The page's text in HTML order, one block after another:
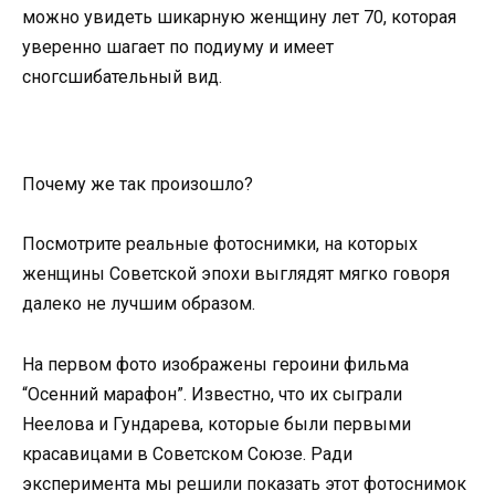
можно увидеть шикарную женщину лет 70, которая
уверенно шагает по подиуму и имеет
сногсшибательный вид.
Почему же так произошло?
Посмотрите реальные фотоснимки, на которых
женщины Советской эпохи выглядят мягко говоря
далеко не лучшим образом.
На первом фото изображены героини фильма
“Осенний марафон”. Известно, что их сыграли
Неелова и Гундарева, которые были первыми
красавицами в Советском Союзе. Ради
эксперимента мы решили показать этот фотоснимок